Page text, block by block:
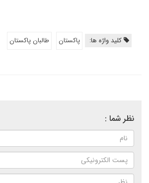
کلید واژه ها: پاکستان طالبان پاکستان
نظر شما :